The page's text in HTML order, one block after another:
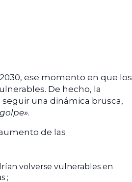
ese momento en que los
De hecho, la
una dinámica brusca,
.
de las
volverse vulnerables en
;